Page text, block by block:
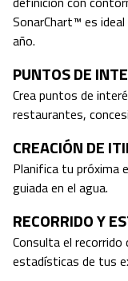
SonarChart™ es
año.
PUNTOS DE
Crea puntos de
restaurantes,
CREACIÓN DE
Planifica tu próxima
guiada en el agua.
RECORRIDO Y
Consulta el
estadísticas de tus